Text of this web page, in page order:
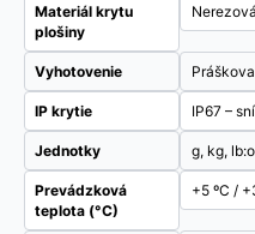
Materiál krytu
plošiny
Vyhotovenie
IP krytie IP67 –
Jednotky g, kg,
Prevádzková
teplota (°C)
+5 ºC /